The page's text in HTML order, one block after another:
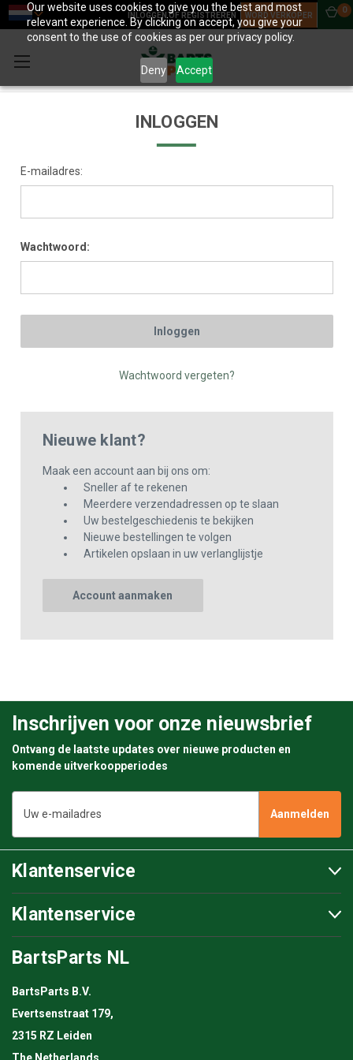
Our website uses cookies to give you the best and most
relevant experience. By clicking on accept, you give your
consent to the use of cookies as per our privacy policy.
Deny Accept
INLOGGEN OF REGISTREREN WORD VERKOPER
0
INLOGGEN
E-mailadres:
Wachtwoord:
Wachtwoord vergeten?
Nieuwe klant?
Maak een account aan bij ons om:
Sneller af te rekenen
Meerdere verzendadressen op te slaan
Uw bestelgeschiedenis te bekijken
Nieuwe bestellingen te volgen
Artikelen opslaan in uw verlanglijstje
Account aanmaken
Inschrijven voor onze nieuwsbrief
Ontvang de laatste updates over nieuwe producten en
komende uitverkoopperiodes
mailadres
Klantenservice
Klantenservice
BartsParts NL
BartsParts B.V.
Evertsenstraat 179,
2315 RZ Leiden